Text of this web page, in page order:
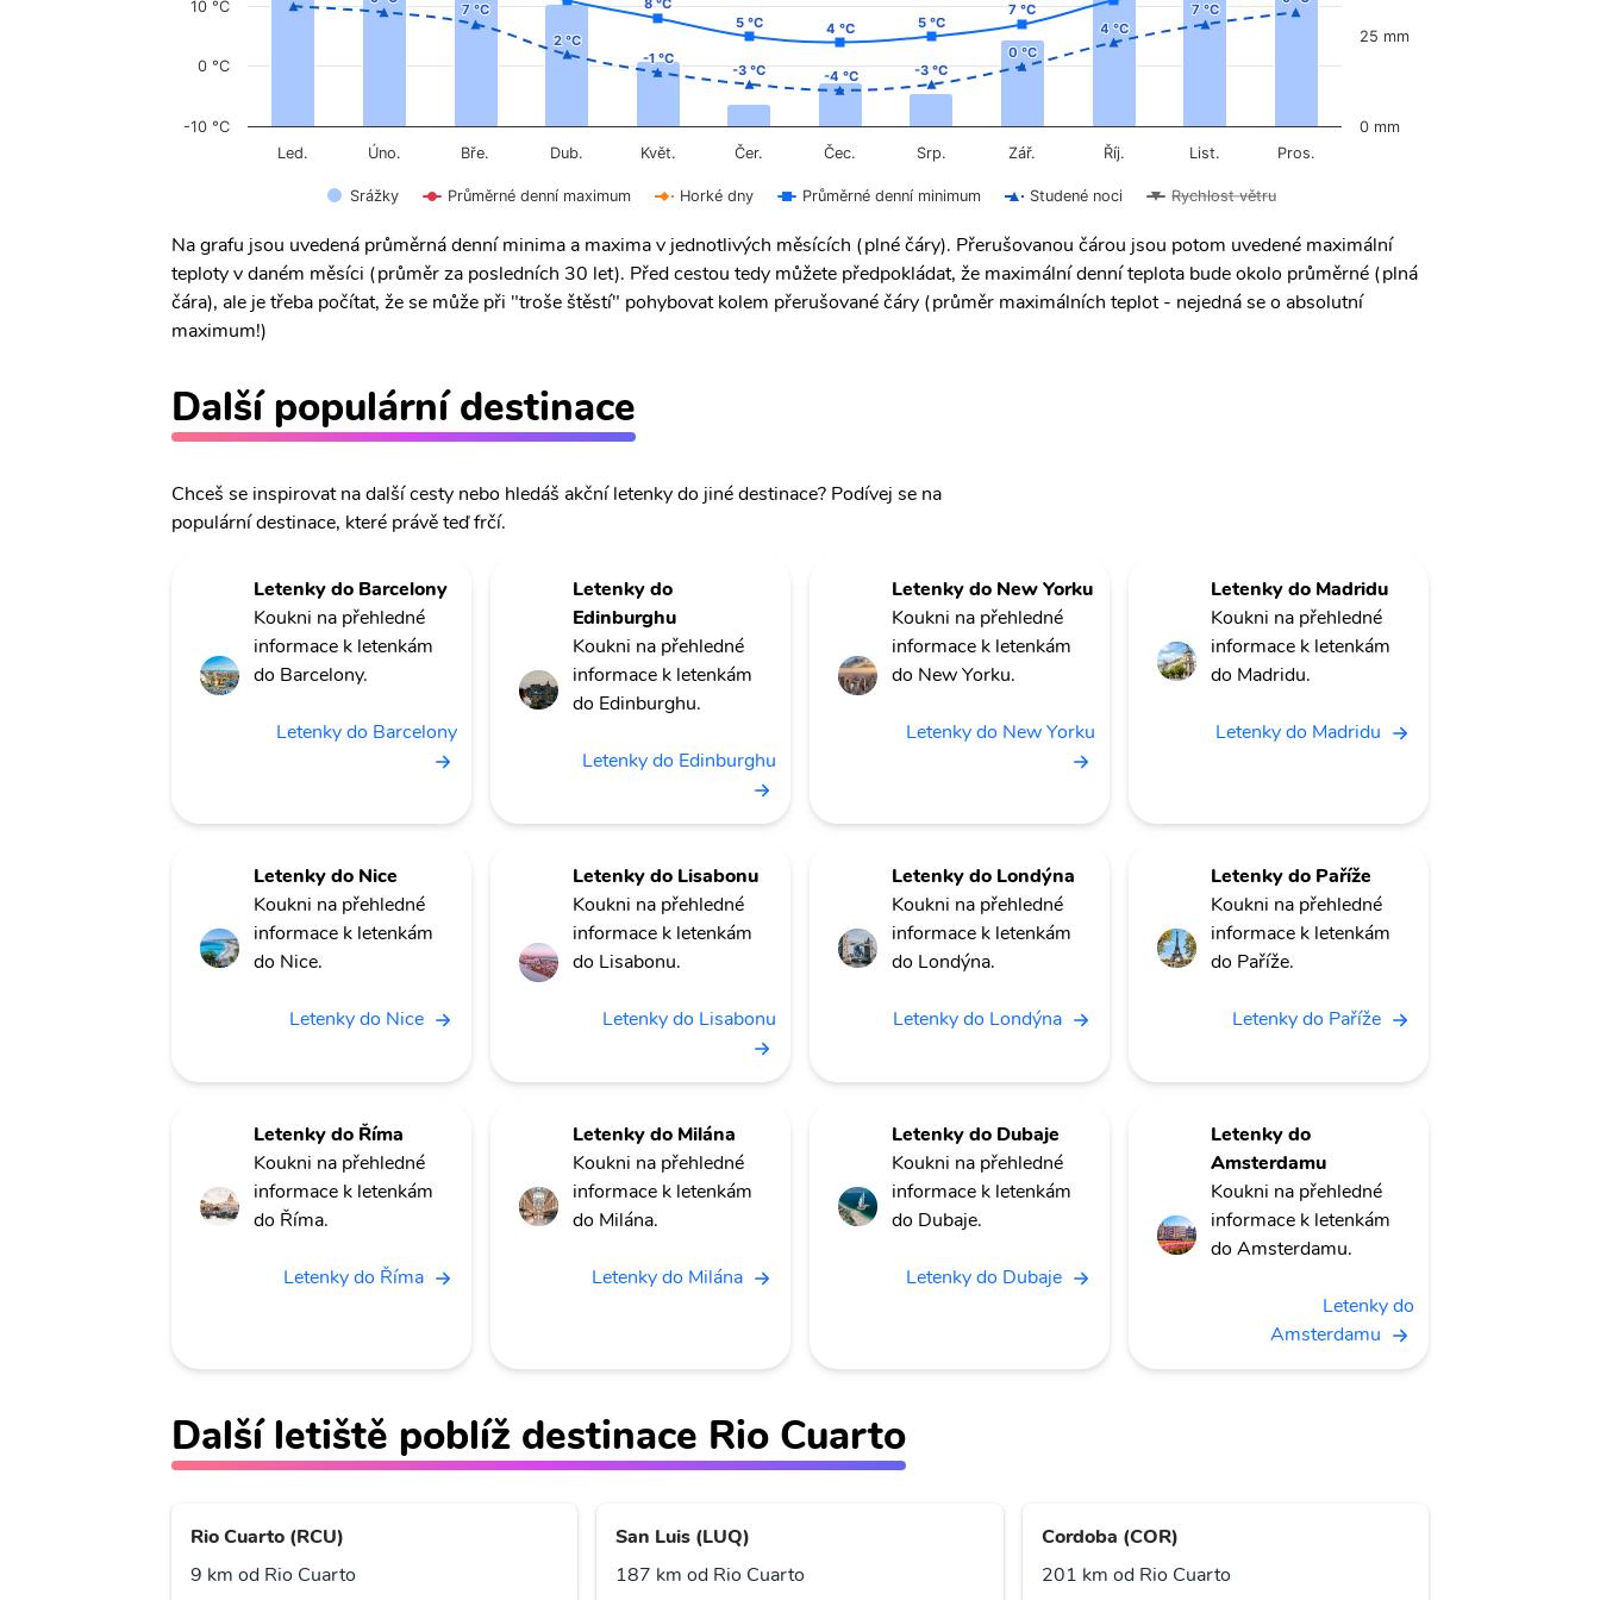
8 °C
8 °C
5 °C
5 °C 4 °C
4 °C 5 °C
5 °C
7 °C
7 °C
7 °C
7 °C
2 °C
2 °C
-1 °C
-1 °C
-3 °C
-3 °C -4 °C
-4 °C -3 °C
-3 °C
0 °C
0 °C
4 °C
4 °C
7 °C
7 °C
Srážky Průměrné denní maximum Horké dny Průměrné denní minimum Studené noci Rychlost větru
Led. Úno. Bře. Dub. Květ. Čer. Čec. Srp. Zář. Říj. List. Pros.
-10 °C
0 °C
10 °C
0 mm
25 mm
Na grafu jsou uvedená průměrná denní minima a maxima v jednotlivých měsících (plné čáry). Přerušovanou čárou jsou potom uvedené maximální
teploty v daném měsíci (průměr za posledních 30 let). Před cestou tedy můžete předpokládat, že maximální denní teplota bude okolo průměrné (plná
čára), ale je třeba počítat, že se může při "troše štěstí" pohybovat kolem přerušované čáry (průměr maximálních teplot - nejedná se o absolutní
maximum!)
Další populární destinace
Chceš se inspirovat na další cesty nebo hledáš akční letenky do jiné destinace? Podívej se na
populární destinace, které právě teď frčí.
Letenky do Barcelony
Koukni na přehledné
informace k letenkám
do Barcelony.
Letenky do Barcelony
Letenky do
Edinburghu
Koukni na přehledné
informace k letenkám
do Edinburghu.
Letenky do Edinburghu
Letenky do New Yorku
Koukni na přehledné
informace k letenkám
do New Yorku.
Letenky do New Yorku
Letenky do Madridu
Koukni na přehledné
informace k letenkám
do Madridu.
Letenky do Madridu
Letenky do Nice
Koukni na přehledné
informace k letenkám
do Nice.
Letenky do Nice
Letenky do Lisabonu
Koukni na přehledné
informace k letenkám
do Lisabonu.
Letenky do Lisabonu
Letenky do Londýna
Koukni na přehledné
informace k letenkám
do Londýna.
Letenky do Londýna
Letenky do Paříže
Koukni na přehledné
informace k letenkám
do Paříže.
Letenky do Paříže
Letenky do Říma
Koukni na přehledné
informace k letenkám
do Říma.
Letenky do Říma
Letenky do Milána
Koukni na přehledné
informace k letenkám
do Milána.
Letenky do Milána
Letenky do Dubaje
Koukni na přehledné
informace k letenkám
do Dubaje.
Letenky do Dubaje
Letenky do
Amsterdamu
Koukni na přehledné
informace k letenkám
do Amsterdamu.
Letenky do
Amsterdamu
Další letiště poblíž destinace Rio Cuarto
Rio Cuarto (RCU)
9 km od Rio Cuarto
San Luis (LUQ)
187 km od Rio Cuarto
Cordoba (COR)
201 km od Rio Cuarto